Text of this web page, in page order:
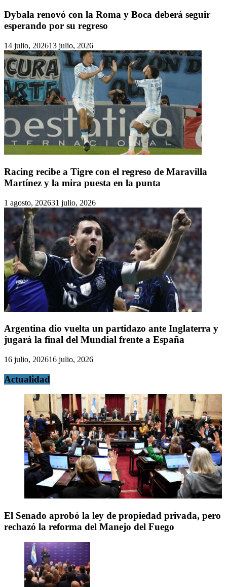
Dybala renovó con la Roma y Boca deberá seguir
esperando por su regreso
14 julio, 202613 julio, 2026
Racing recibe a Tigre con el regreso de Maravilla
Martínez y la mira puesta en la punta
1 agosto, 202631 julio, 2026
Argentina dio vuelta un partidazo ante Inglaterra y
jugará la final del Mundial frente a España
16 julio, 202616 julio, 2026
Actualidad
El Senado aprobó la ley de propiedad privada, pero
rechazó la reforma del Manejo del Fuego